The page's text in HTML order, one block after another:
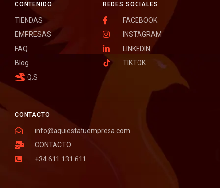
CONTACTO
info@aquiestatuempresa.com
CONTACTO
+34 611 131 611
REDES SOCIALES
FACEBOOK
INSTAGRAM
LINKEDIN
TIKTOK
CONTENIDO
TIENDAS
EMPRESAS
FAQ
Blog
Q.S